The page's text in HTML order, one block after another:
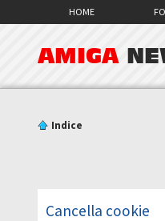
HOME
AMIGA
Indice
Cancella cookie